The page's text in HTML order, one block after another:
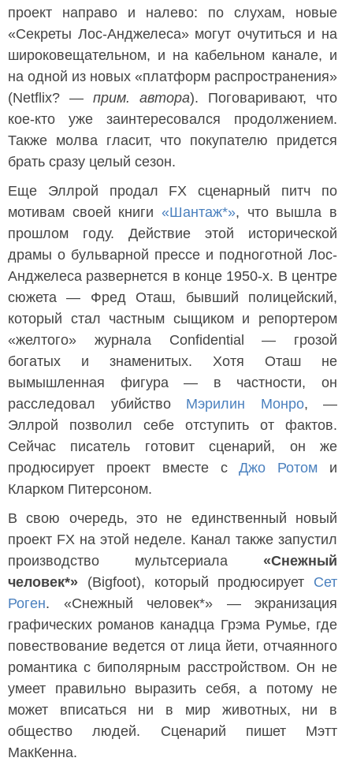
проект направо и налево: по слухам, новые
«Секреты Лос-Анджелеса» могут очутиться и на
широковещательном, и на кабельном канале, и
на одной из новых «платформ распространения»
(Netflix? — прим. автора). Поговаривают, что
кое-кто уже заинтересовался продолжением.
Также молва гласит, что покупателю придется
брать сразу целый сезон.
Еще Эллрой продал FX сценарный питч по
мотивам своей книги «Шантаж*», что вышла в
прошлом году. Действие этой исторической
драмы о бульварной прессе и подноготной Лос-
Анджелеса развернется в конце 1950-х. В центре
сюжета — Фред Оташ, бывший полицейский,
который стал частным сыщиком и репортером
«желтого» журнала Confidential — грозой
богатых и знаменитых. Хотя Оташ не
вымышленная фигура — в частности, он
расследовал убийство Мэрилин Монро, —
Эллрой позволил себе отступить от фактов.
Сейчас писатель готовит сценарий, он же
продюсирует проект вместе сДжо Ротом и
Кларком Питерсоном.
В свою очередь, это не единственный новый
проект FX на этой неделе. Канал также запустил
производство мультсериала «Снежный
человек*» (Bigfoot), который продюсирует Сет
Роген. «Снежный человек*» — экранизация
графических романов канадца Грэма Румье, где
повествование ведется от лица йети, отчаянного
романтика с биполярным расстройством. Он не
умеет правильно выразить себя, а потому не
может вписаться ни в мир животных, ни в
общество людей. Сценарий пишет Мэтт
МакКенна.